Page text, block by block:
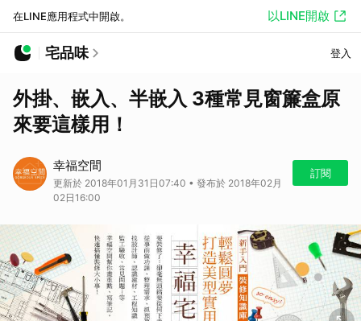
在LINE應用程式中開啟。 以LINE開啟
宅品味 登入
外掛、嵌入、半嵌入 3種常見窗簾盒原
來要這樣用！
幸福空間
更新於 2018年01月31日07:40 • 發布於 2018年02月
02日16:00
訂閱